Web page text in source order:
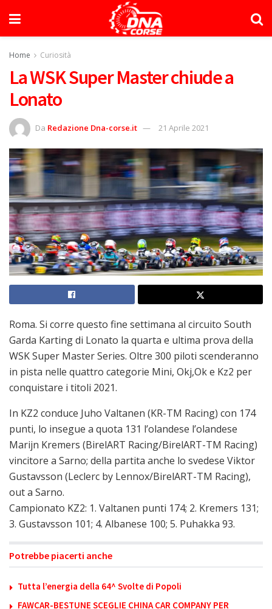
Home Curiosità
La WSK Super Master chiude a
Lonato
Da Redazione Dna-corse.it 21 Aprile 2021
Roma. Si corre questo fine settimana al circuito South
Garda Karting di Lonato la quarta e ultima prova della
WSK Super Master Series. Oltre 300 piloti scenderanno
in pista nelle quattro categorie Mini, Okj,Ok e Kz2 per
conquistare i titoli 2021.
In KZ2 conduce Juho Valtanen (KR-TM Racing) con 174
punti, lo insegue a quota 131 l’olandese l’olandese
Marijn Kremers (BirelART Racing/BirelART-TM Racing)
vincitore a Sarno; della partita anche lo svedese Viktor
Gustavsson (Leclerc by Lennox/BirelART-TM Racing),
out a Sarno.
Campionato KZ2: 1. Valtanen punti 174; 2. Kremers 131;
3. Gustavsson 101; 4. Albanese 100; 5. Puhakka 93.
Potrebbe piacerti anche
Tutta l’energia della 64^ Svolte di Popoli
FAWCAR-BESTUNE SCEGLIE CHINA CAR COMPANY PER